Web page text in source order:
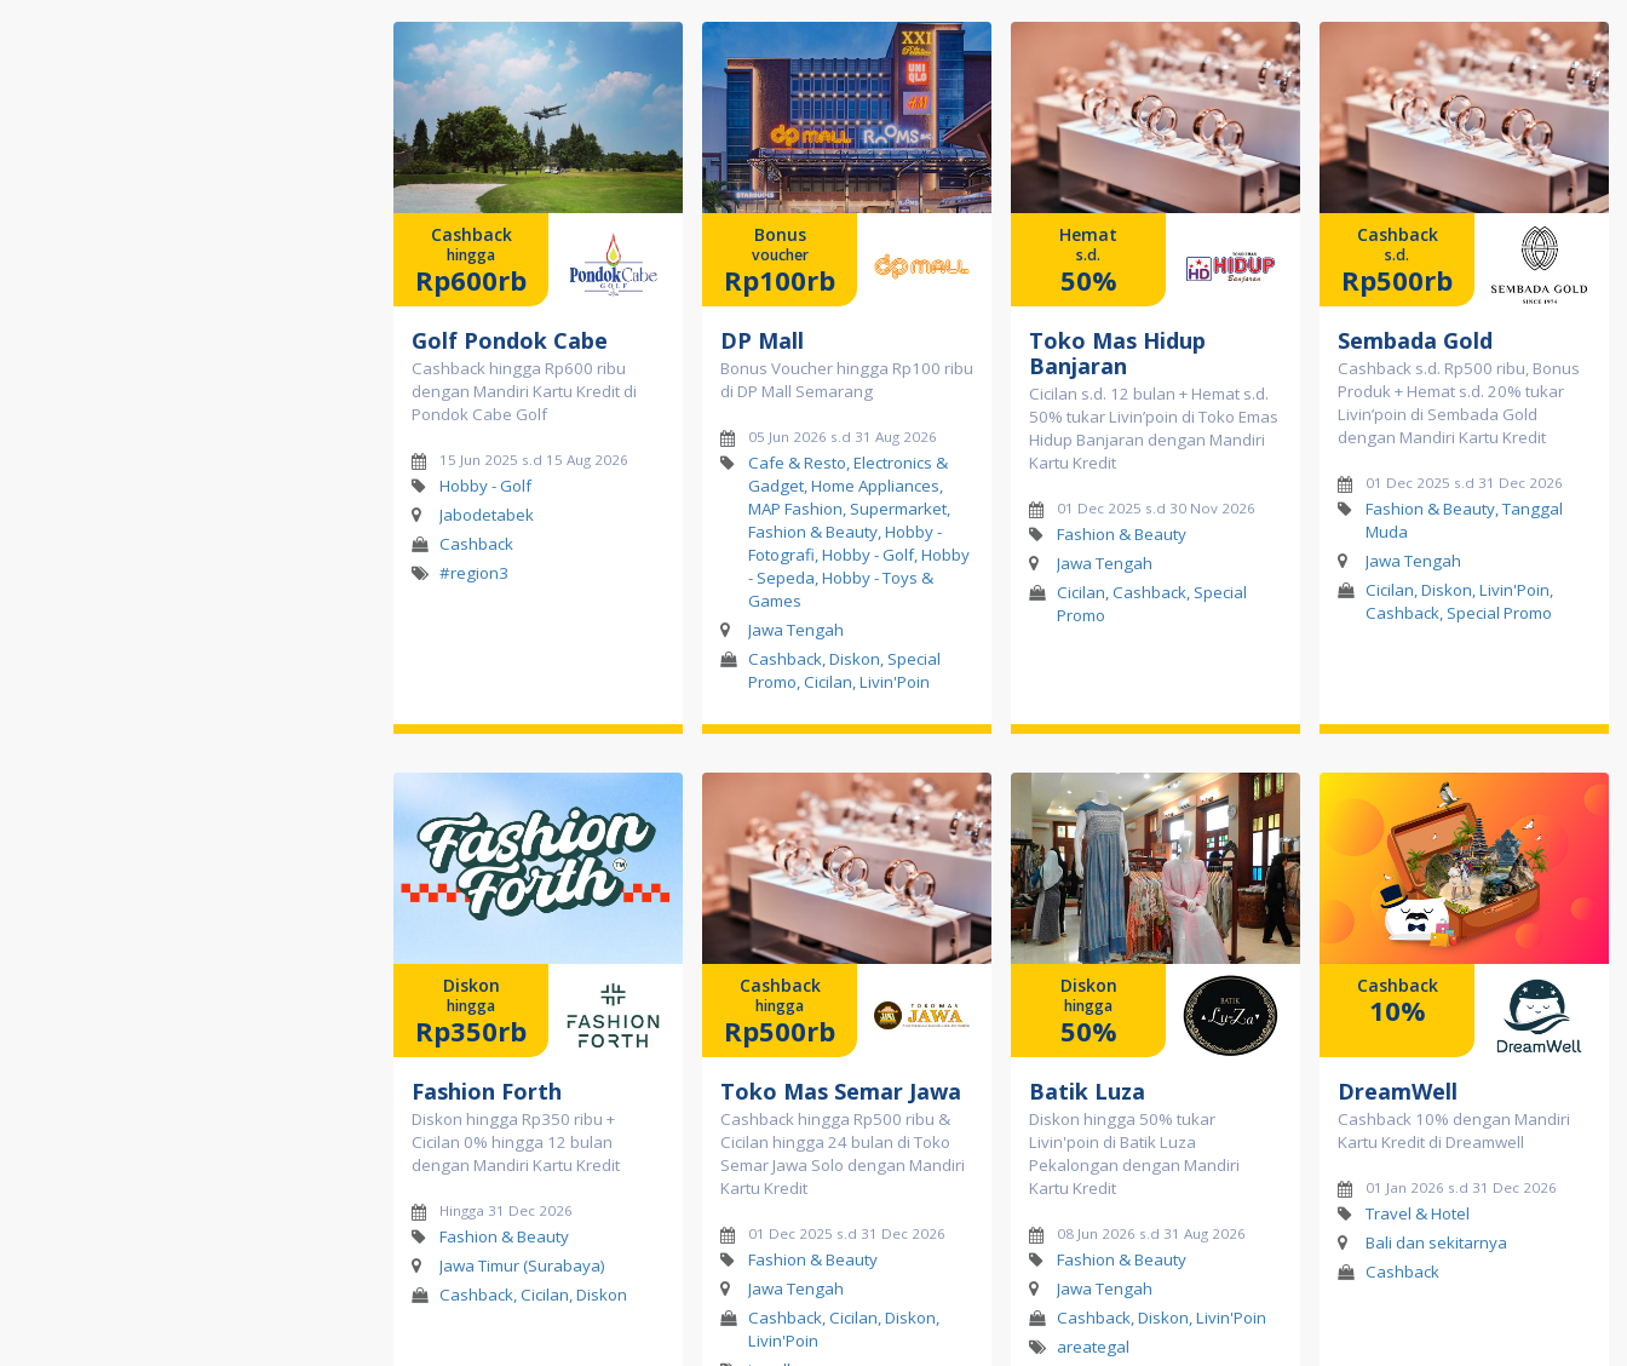
Cashback
hingga
Rp600rb
Golf Pondok Cabe
Cashback hingga Rp600 ribu
dengan Mandiri Kartu Kredit di
Pondok Cabe Golf
15 Jun 2025 s.d 15 Aug 2026
Hobby - Golf
Jabodetabek
Cashback
#region3
Bonus
voucher
Rp100rb
DP Mall
Bonus Voucher hingga Rp100 ribu
di DP Mall Semarang
05 Jun 2026 s.d 31 Aug 2026
Cafe & Resto, Electronics &
Gadget, Home Appliances,
MAP Fashion, Supermarket,
Fashion & Beauty, Hobby -
Fotografi, Hobby - Golf, Hobby
- Sepeda, Hobby - Toys &
Games
Jawa Tengah
Cashback, Diskon, Special
Promo, Cicilan, Livin'Poin
Hemat
s.d.
50%
Toko Mas Hidup
Banjaran
Cicilan s.d. 12 bulan + Hemat s.d.
50% tukar Livin’poin di Toko Emas
Hidup Banjaran dengan Mandiri
Kartu Kredit
01 Dec 2025 s.d 30 Nov 2026
Fashion & Beauty
Jawa Tengah
Cicilan, Cashback, Special
Promo
Cashback
s.d.
Rp500rb
Sembada Gold
Cashback s.d. Rp500 ribu, Bonus
Produk + Hemat s.d. 20% tukar
Livin’poin di Sembada Gold
dengan Mandiri Kartu Kredit
01 Dec 2025 s.d 31 Dec 2026
Fashion & Beauty, Tanggal
Muda
Jawa Tengah
Cicilan, Diskon, Livin'Poin,
Cashback, Special Promo
Diskon
hingga
Rp350rb
Fashion Forth
Diskon hingga Rp350 ribu +
Cicilan 0% hingga 12 bulan
dengan Mandiri Kartu Kredit
Hingga 31 Dec 2026
Fashion & Beauty
Jawa Timur (Surabaya)
Cashback, Cicilan, Diskon
Cashback
hingga
Rp500rb
Toko Mas Semar Jawa
Cashback hingga Rp500 ribu &
Cicilan hingga 24 bulan di Toko
Semar Jawa Solo dengan Mandiri
Kartu Kredit
01 Dec 2025 s.d 31 Dec 2026
Fashion & Beauty
Jawa Tengah
Cashback, Cicilan, Diskon,
Livin'Poin
Diskon
hingga
50%
Batik Luza
Diskon hingga 50% tukar
Livin'poin di Batik Luza
Pekalongan dengan Mandiri
Kartu Kredit
08 Jun 2026 s.d 31 Aug 2026
Fashion & Beauty
Jawa Tengah
Cashback, Diskon, Livin'Poin
areategal
Cashback
10%
DreamWell
Cashback 10% dengan Mandiri
Kartu Kredit di Dreamwell
01 Jan 2026 s.d 31 Dec 2026
Travel & Hotel
Bali dan sekitarnya
Cashback